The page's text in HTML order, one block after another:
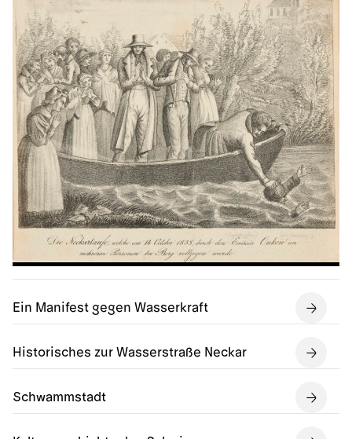
Ein Manifest gegen Wasserkraft
Historisches zur Wasserstraße Neckar
Schwammstadt